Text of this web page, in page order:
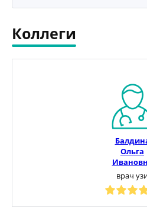
Коллеги
Ольга
врач